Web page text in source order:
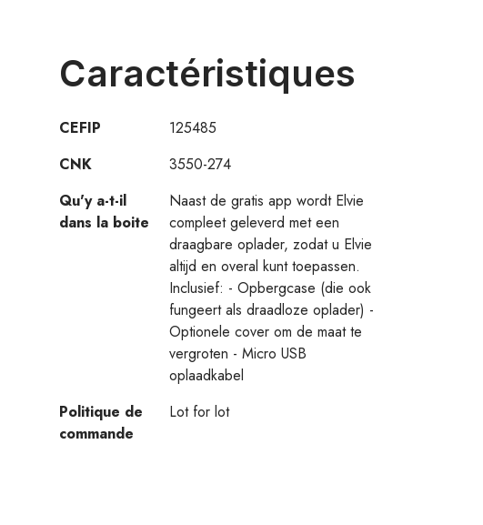
Caractéristiques
CEFIP
125485
CNK
3550-274
Qu'y a-t-il
dans la boite
Naast de gratis app wordt Elvie
compleet geleverd met een
draagbare oplader, zodat u Elvie
altijd en overal kunt toepassen.
Inclusief: - Opbergcase (die ook
fungeert als draadloze oplader) -
Optionele cover om de maat te
vergroten - Micro USB
oplaadkabel
Politique de
commande
Lot for lot